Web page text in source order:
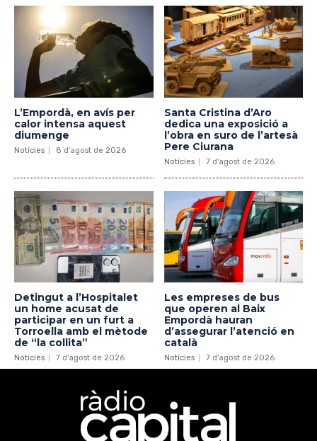
L’Empordà, en avís per
calor intensa aquest
diumenge
Notícies 8 d'agost de 2026
Santa Cristina d’Aro
dedica una exposició a
l’obra en suro de l’artesà
Pere Ciurana
Notícies 7 d'agost de 2026
Detingut a l’Hospitalet
un home acusat de
participar en un furt a
Torroella amb el mètode
de “la collita”
Notícies 7 d'agost de 2026
Les empreses de bus
que operen al Baix
Empordà hauran
d’assegurar l’atenció en
català
Notícies 7 d'agost de 2026